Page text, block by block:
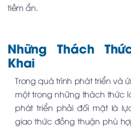
tiềm ẩn.
Những Thách
Khai
Trong quá trình phát triển và
một trong những thách thức
phát triển phải đối mặt là
giao thức đồng thuận phù